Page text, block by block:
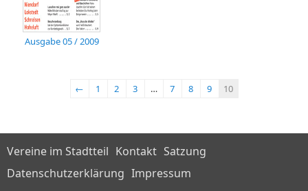
Ausgabe 05 / 2009
← 1 2 3 … 7 8 9 10
Vereine im Stadtteil Kontakt Satzung
Datenschutzerklärung Impressum